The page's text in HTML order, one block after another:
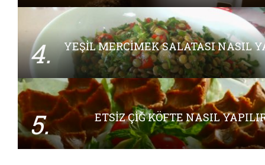
4. YEŞIL MERCIMEK SALATASI NASIL
5. ETSIZ ÇIĞ KÖFTE NASIL